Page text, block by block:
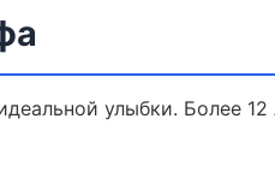
улыбки. Более